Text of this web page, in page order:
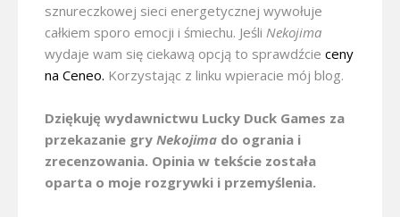
sznureczkowej sieci energetycznej wywołuje
całkiem sporo emocji i śmiechu. Jeśli Nekojima
wydaje wam się ciekawą opcją to sprawdźcie ceny
na Ceneo. Korzystając z linku wpieracie mój blog.
Dziękuję wydawnictwu Lucky Duck Games za
przekazanie gry Nekojima do ogrania i
zrecenzowania. Opinia w tekście została
oparta o moje rozgrywki i przemyślenia.